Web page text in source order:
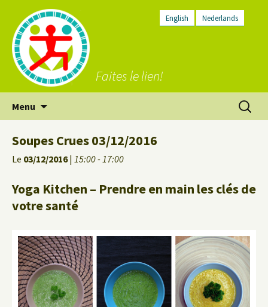
English Nederlands
Faites le lien!
Menu
Soupes Crues 03/12/2016
Le 03/12/2016| 15:00 - 17:00
Yoga Kitchen – Prendre en main les clés de
votre santé